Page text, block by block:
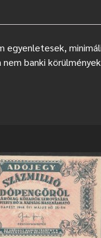
egyenletesek,
banki